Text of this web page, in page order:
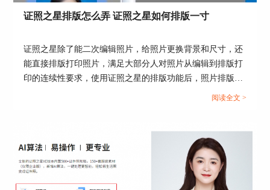
图4：证件照保存
果拍白底的证件照就不能穿白色的衣服，着装尽量
正式，接下来就和大家具体分享一下，拍证件照时
应该选择什么衣服。
1.拍白底证件照
证照之星排版怎么弄 证照之星如何排版一寸
证照之星除了能二次编辑照片，给照片更换背景和尺寸，还
能直接排版打印照片，满足大部分人对照片从编辑到排版打
印的连续性要求，使用证照之星的排版功能后，照片排版就
无需再求助打印店操作了。这篇文章就告诉大家证照之星排
阅读全文 >